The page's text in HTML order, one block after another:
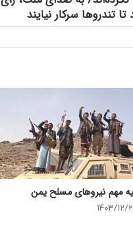
تندروها سرکار نیایند
مهم نیروهای مسلح یمن
1403/12/